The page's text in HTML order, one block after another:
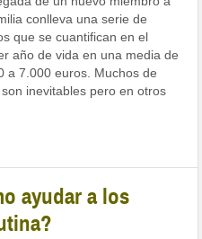
conlleva una serie de
que se cuantifican en el
año de vida en una media de
a 7.000 euros. Muchos de
inevitables pero en otros
ayudar a los